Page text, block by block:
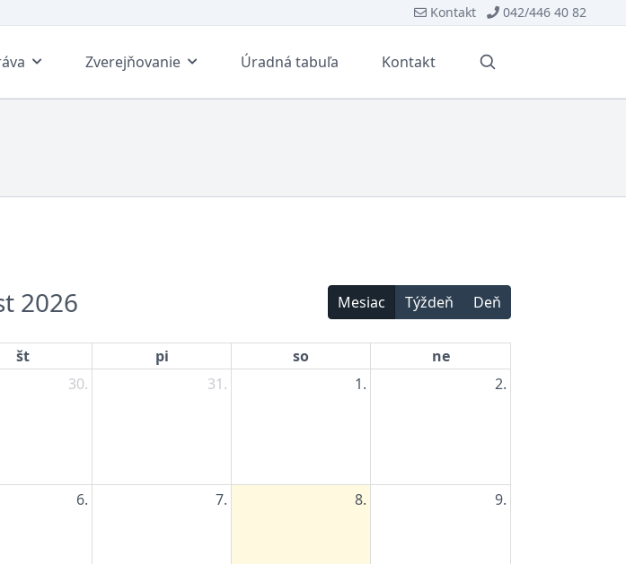
Kontakt 042/446 40 82
Zverejňovanie Úradná tabuľa Kontakt Vyhľadávanie
2026 Mesiac Týždeň Deň
št pi so
ne
30. 31. 1. 2.
6. 7. 8. 9.